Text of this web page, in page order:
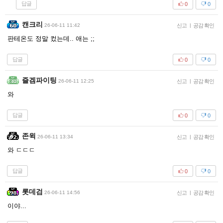
답글 0
0
캔크리 26-06-11 11:42 신고 | 공감 확인
판테온도 정말 컸는데.. 애는 ;;
답글 0
0
즐겜파이팅 26-06-11 12:25 신고 | 공감 확인
와
답글 0
0
존윅 26-06-11 13:34 신고 | 공감 확인
와 ㄷㄷㄷ
답글 0
0
롯데검 26-06-11 14:56 신고 | 공감 확인
이야...